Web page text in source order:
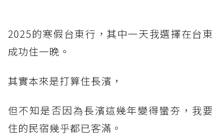
2025的寒假台東行，其中一天我選擇在台東
成功住一晚。
其實本來是打算住長濱，
但不知是否因為長濱這幾年變得蠻夯，我要
住的民宿幾乎都已客滿。